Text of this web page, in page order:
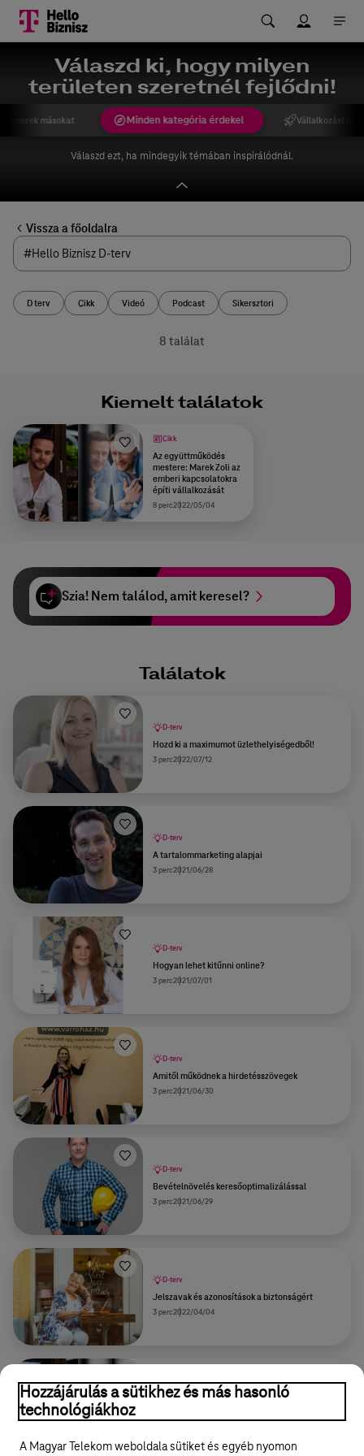
Válaszd ki, hogy milyen
területen szeretnél fejlődni!
Minden kategória érdekel Vállalkozást
másokat
Válaszd ezt, ha mindegyik témában inspirálódnál.
Vissza a főoldalra
D terv Cikk Videó Podcast Sikersztori
8 találat
Kiemelt találatok
Cikk
Az együttműködés
mestere: Marek Zoli az
emberi kapcsolatokra
építi vállalkozását
8 perc2022/05/04
Szia! Nem találod, amit keresel?
Találatok
D-terv
Hozd ki a maximumot üzlethelyiségedből!
3 perc2022/07/12
D-terv
A tartalommarketing alapjai
3 perc2021/06/28
D-terv
Hogyan lehet kitűnni online?
3 perc2021/07/01
D-terv
Amitől működnek a hirdetésszövegek
3 perc2021/06/30
D-terv
Bevételnövelés keresőoptimalizálással
3 perc2021/06/29
D-terv
Jelszavak és azonosítások a biztonságért
3 perc2022/04/04
Cikk
Hozzájárulás a sütikhez és más hasonló
technológiákhoz
A Magyar Telekom weboldala sütiket és egyéb nyomon